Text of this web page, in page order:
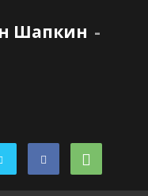
Шапкин -